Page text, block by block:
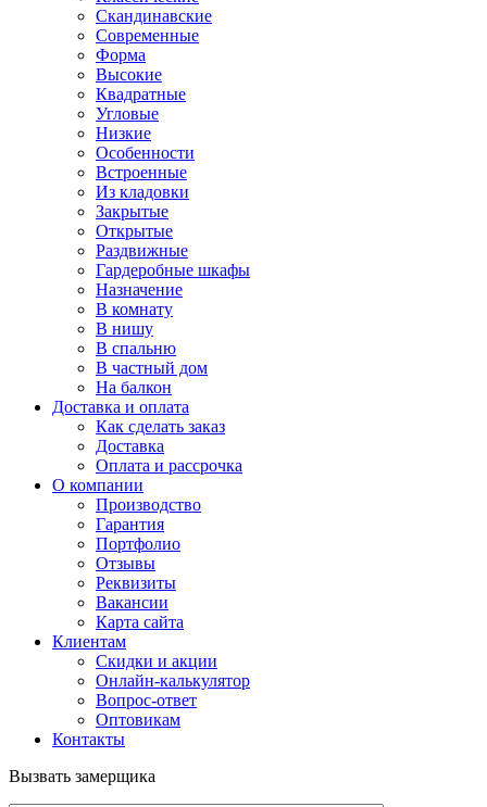
Скандинавские
Современные
Форма
Высокие
Квадратные
Угловые
Низкие
Особенности
Встроенные
Из кладовки
Закрытые
Открытые
Раздвижные
Гардеробные шкафы
Назначение
В комнату
В нишу
В спальню
В частный дом
На балкон
Доставка и оплата
Как сделать заказ
Доставка
Оплата и рассрочка
О компании
Производство
Гарантия
Портфолио
Отзывы
Реквизиты
Вакансии
Карта сайта
Клиентам
Скидки и акции
Онлайн-калькулятор
Вопрос-ответ
Оптовикам
Контакты
Вызвать замерщика